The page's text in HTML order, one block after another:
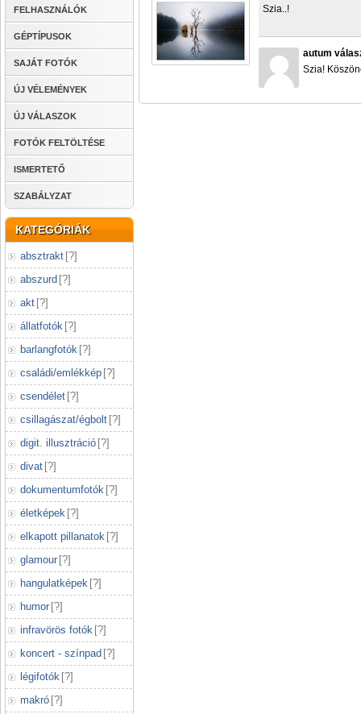
FELHASZNÁLÓK
GÉPTÍPUSOK
SAJÁT FOTÓK
ÚJ VÉLEMÉNYEK
ÚJ VÁLASZOK
FOTÓK FELTÖLTÉSE
ISMERTETŐ
SZABÁLYZAT
KATEGÓRIÁK
absztrakt [?]
abszurd [?]
akt [?]
állatfotók [?]
barlangfotók [?]
családi/emlékkép [?]
csendélet [?]
csillagászat/égbolt [?]
digit. illusztráció [?]
divat [?]
dokumentumfotók [?]
életképek [?]
elkapott pillanatok [?]
glamour [?]
hangulatképek [?]
humor [?]
infravörös fotók [?]
koncert - színpad [?]
légifotók [?]
makró [?]
Szia..!
autum
Szia!